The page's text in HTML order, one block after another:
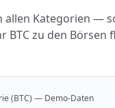
Kategorien —
zu den Börsen
(BTC) — Demo-Daten